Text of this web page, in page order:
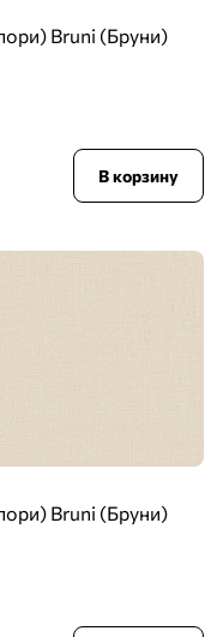
Bruni (Бруни)
В корзину
Bruni (Бруни)